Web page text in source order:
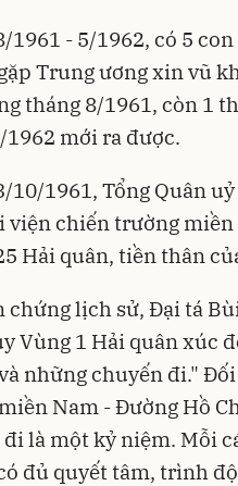
1961 - 5/1962, có 5
Trung ương xin vũ
tháng 8/1961, còn 1
1962 mới ra được.
10/1961, Tổng Quân
viện chiến trường miền
Hải quân, tiền thân
chứng lịch sử, Đại tá
Vùng 1 Hải quân xúc
những chuyến đi."
Nam - Đường Hồ
là một kỷ niệm. Mỗi
đủ quyết tâm, trình